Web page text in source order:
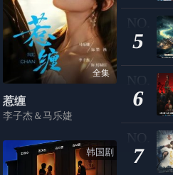
全集
惹缠
李子杰＆马乐婕
韩国剧
5
6
7